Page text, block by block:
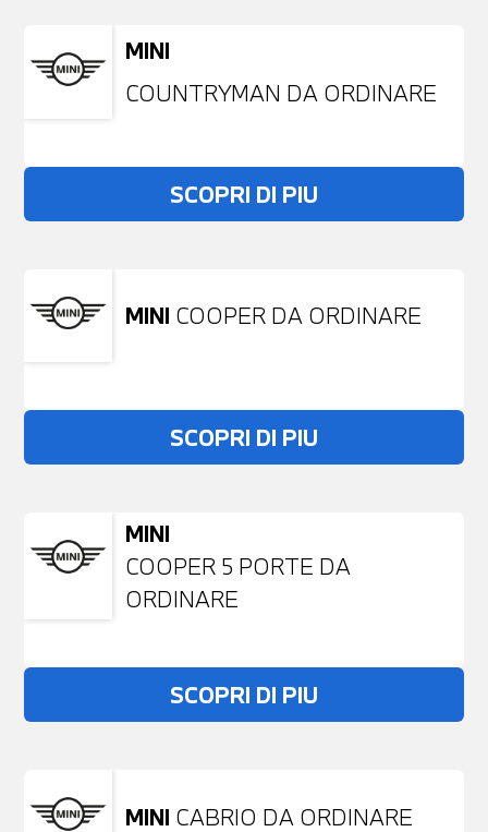
MINI
COUNTRYMAN DA ORDINARE
SCOPRI DI PIU
MINI COOPER DA ORDINARE
SCOPRI DI PIU
MINI
COOPER 5 PORTE DA
ORDINARE
SCOPRI DI PIU
MINI CABRIO DA ORDINARE